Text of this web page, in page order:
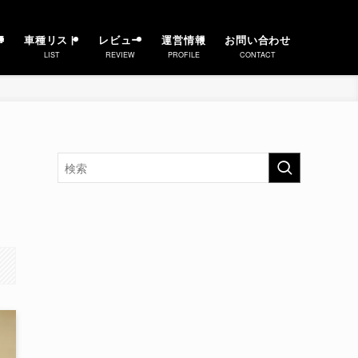
車種リスト
LIST
レビュー
REVIEW
運営情報
PROFILE
お問い合わせ
CONTACT